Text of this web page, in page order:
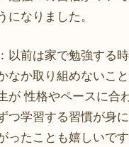
になりました。
以前は家で勉強する時
なか取り組めないこ
が 性格やペースに合
つ学習する習慣が身
ったことも嬉しいで